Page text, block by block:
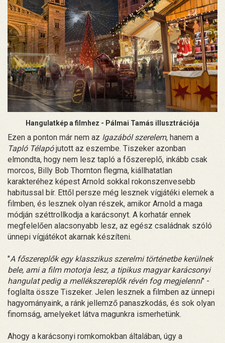
Hangulatkép a filmhez - Pálmai Tamás illusztrációja
Ezen a ponton már nem az Igazából szerelem, hanem a
Tapló Télapójutott az eszembe. Tiszeker azonban
elmondta, hogy nem lesz tapló a főszereplő, inkább csak
morcos, Billy Bob Thornton flegma, kiállhatatlan
karakteréhez képest Arnold sokkal rokonszenvesebb
habitussal bír. Ettől persze még lesznek vígjátéki elemek a
filmben, és lesznek olyan részek, amikor Arnold a maga
módján széttrollkodja a karácsonyt. A korhatár ennek
megfelelően alacsonyabb lesz, az egész családnak szóló
ünnepi vígjátékot akarnak készíteni.
"A főszereplők egy klasszikus szerelmi történetbe kerülnek
bele, ami a film motorja lesz, a tipikus magyar karácsonyi
hangulat pedig a mellékszereplők révén fog megjelenni" -
foglalta össze Tiszeker. Jelen lesznek a filmben az ünnepi
hagyományaink, a ránk jellemző panaszkodás, és sok olyan
finomság, amelyeket látva magunkra ismerhetünk.
Ahogy a karácsonyi romkomokban általában, úgy a